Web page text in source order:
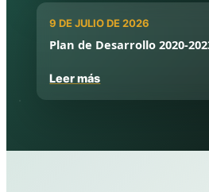
9 DE JULIO DE 2026
Plan de Desarrollo 2020-
Leer más